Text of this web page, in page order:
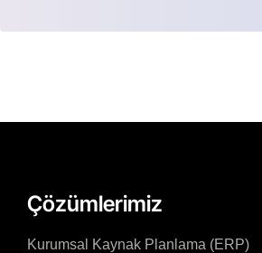
Çözümlerimiz
Kurumsal Kaynak Planlama (ERP)